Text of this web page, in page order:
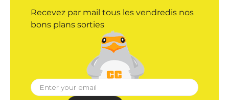
Recevez par mail tous les vendredis nos
bons plans sorties